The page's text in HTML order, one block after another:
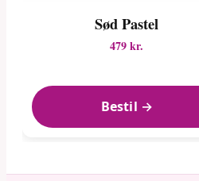
Sød Pastel
479 kr.
Bestil →